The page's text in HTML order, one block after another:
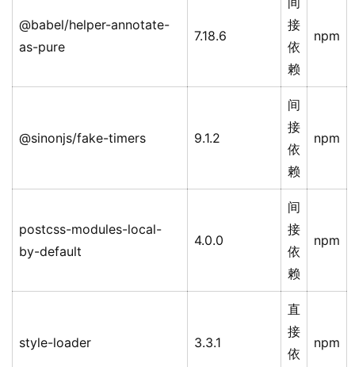
@babel/helper-annotate-
as-pure
7.18.6
接
依
赖
npm
@sinonjs/fake-timers 9.1.2
间
接
依
赖
npm
postcss-modules-local-
by-default
4.0.0
间
接
依
赖
npm
style-loader 3.3.1
直
接
依
npm